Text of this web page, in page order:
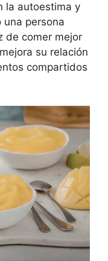
la autoestima y
persona
de comer mejor
su relación
compartidos